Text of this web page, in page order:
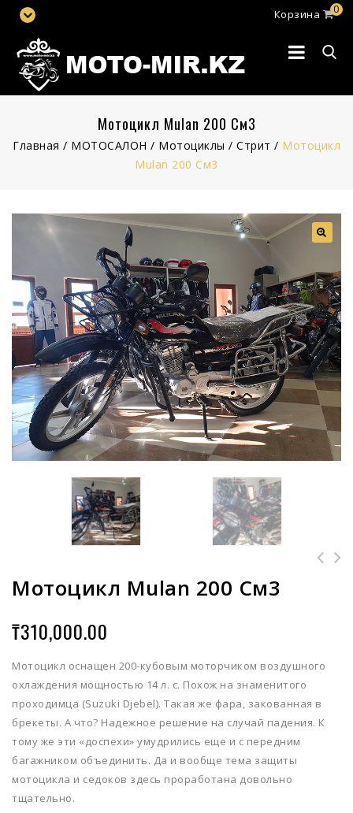
Корзина 0
Мотоцикл Mulan 200 См3
Главная / МОТОСАЛОН / Мотоциклы / Стрит / Мотоцикл
Mulan 200 См3
Мотоцикл Mulan 200 См3
₸310,000.00
Мотоцикл оснащен 200-кубовым моторчиком воздушного
охлаждения мощностью 14 л. с. Похож на знаменитого
проходимца (Suzuki Djebel). Такая же фара, закованная в
брекеты. А что? Надежное решение на случай падения. К
тому же эти «доспехи» умудрились еще и с передним
багажником объединить. Да и вообще тема защиты
мотоцикла и седоков здесь проработана довольно
тщательно.